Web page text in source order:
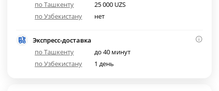
по Ташкенту
25 000 UZS
по Узбекистану
нет
Экспресс-доставка
по Ташкенту
до 40 минут
по Узбекистану
1 день